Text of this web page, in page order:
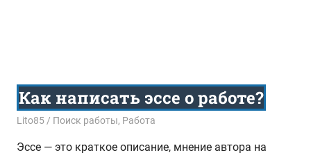
Как написать эссе о работе?
30.06.2017
Lito85 Поиск работы, Работа
Эссе — это краткое описание, мнение автора на